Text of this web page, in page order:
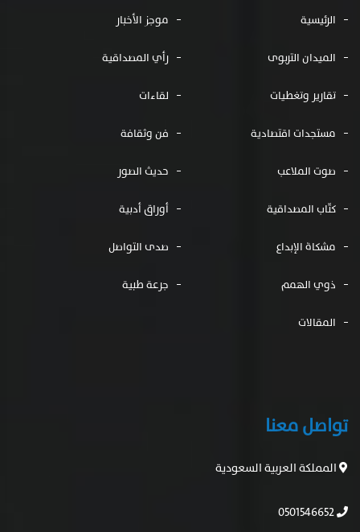
الرئيسية موجز الأخبار
الميدان التربوى رأي المصداقية
تقارير وتغطيات لقاءات
مستجدات اقتصادية فن وثقافة
صوت الملاعب حديث الصور
كتّاب المصداقية أوراق أدبية
مشكاة الإبداع صدى التواصل
ذوي الهمم جرعة طبية
المقالات
تواصل معنا
المملكة العربية السعودية